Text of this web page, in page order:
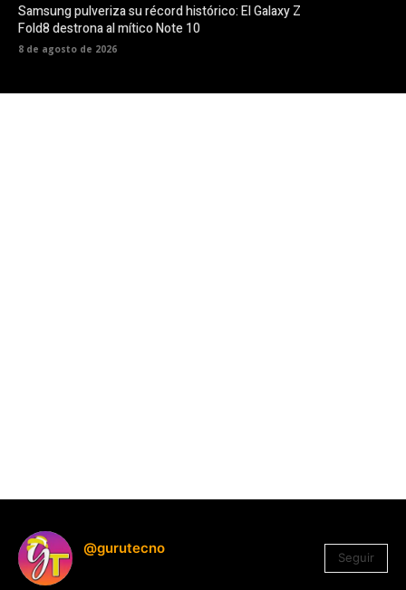
Samsung pulveriza su récord histórico: El Galaxy Z
Fold8 destrona al mítico Note 10
8 de agosto de 2026
@gurutecno
Seguir